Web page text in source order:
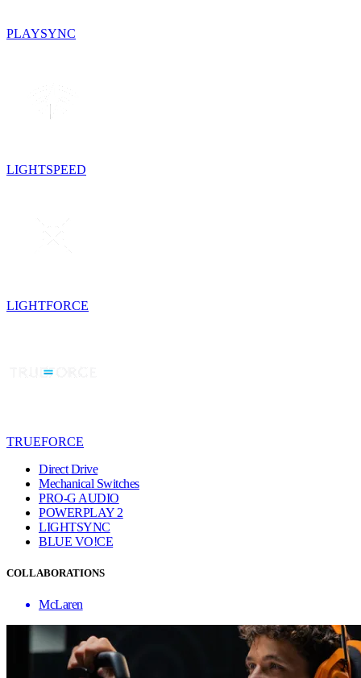
PLAYSYNC
LIGHTSPEED
LIGHTFORCE
TRUEFORCE
Direct Drive
Mechanical Switches
PRO-G AUDIO
POWERPLAY 2
LIGHTSYNC
BLUE VO!CE
COLLABORATIONS
McLaren